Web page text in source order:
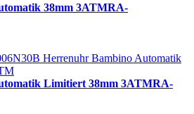
38mm 3ATMRA-
Limitiert 38mm 3ATMRA-